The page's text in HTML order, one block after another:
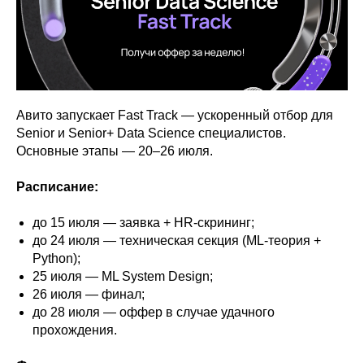
Авито запускает Fast Track — ускоренный отбор для
Senior и Senior+ Data Science специалистов.
Основные этапы — 20–26 июля.
Расписание:
до 15 июля — заявка + HR-скрининг;
до 24 июля — техническая секция (ML-теория +
Python);
25 июля — ML System Design;
26 июля — финал;
до 28 июля — оффер в случае удачного
прохождения.